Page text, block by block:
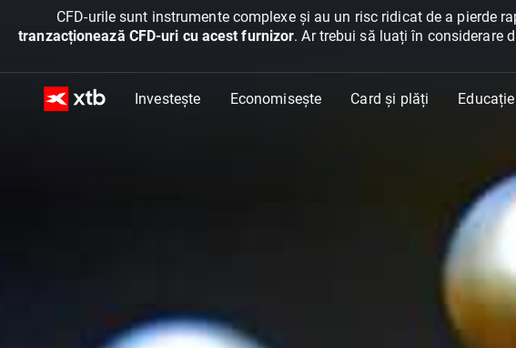
CFD-urile sunt instrumente complexe și au un risc ridicat de a pierde
tranzacționează CFD-uri cu acest furnizor. Ar trebui să luați în considerare
Investește Economisește Card și plăți Educație